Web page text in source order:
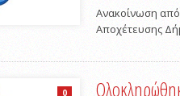
Ανακοίνωση
Αποχέτευσης
0